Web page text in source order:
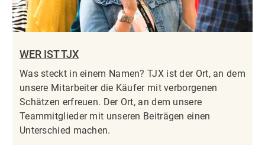
WER IST TJX
Was steckt in einem Namen? TJX ist der Ort, an dem
unsere Mitarbeiter die Käufer mit verborgenen
Schätzen erfreuen. Der Ort, an dem unsere
Teammitglieder mit unseren Beiträgen einen
Unterschied machen.